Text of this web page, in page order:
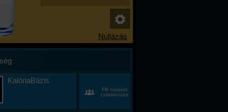
KalóriaBázis
FB csoport
csatlakozás